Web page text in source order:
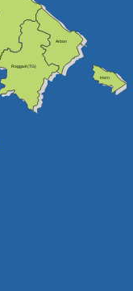
Arbon
Horn
Roggwil (TG)